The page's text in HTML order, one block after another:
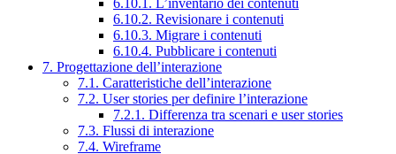
6.10.2. Revisionare i contenuti
6.10.3. Migrare i contenuti
6.10.4. Pubblicare i contenuti
7. Progettazione dell’interazione
7.1. Caratteristiche dell’interazione
7.2. User stories per definire l’interazione
7.2.1. Differenza tra scenari e user stories
7.3. Flussi di interazione
7.4. Wireframe